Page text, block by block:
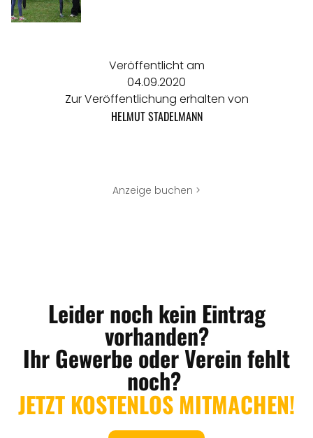
Veröffentlicht am
04.09.2020
Zur Veröffentlichung erhalten von
HELMUT STADELMANN
Anzeige buchen >
Leider noch kein Eintrag
vorhanden?
Ihr Gewerbe oder Verein fehlt
noch?
JETZT KOSTENLOS MITMACHEN!